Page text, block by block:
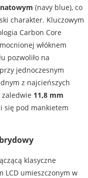
(navy blue), co
charakter. Kluczowym
Carbon Core
włóknem
pozwoliło na
jednoczesnym
z najcieńszych
zaledwie 11,8 mm
się pod mankietem
klasyczne
LCD umieszczonym w